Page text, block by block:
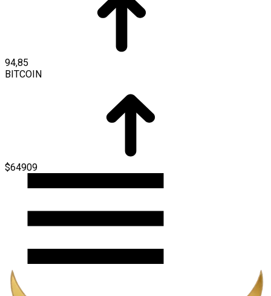
94,85
BITCOIN
$64909